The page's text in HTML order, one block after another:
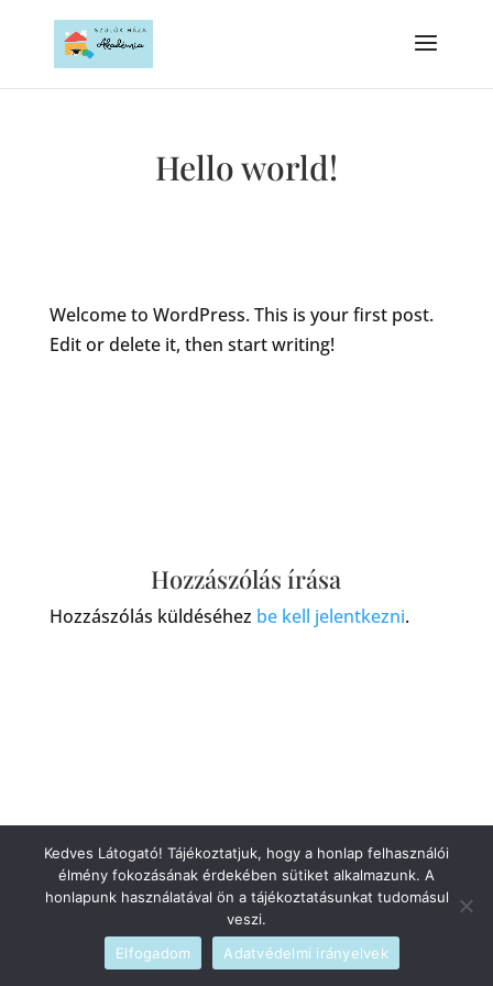
Hello world!
Welcome to WordPress. This is your first post.
Edit or delete it, then start writing!
Hozzászólás írása
Hozzászólás küldéséhez be kell jelentkezni.
Szerzői jogi © 2026blog | Fejlesztetteadmin | SzolgáltatóWordPress
Kedves Látogató! Tájékoztatjuk, hogy a honlap felhasználói
élmény fokozásának érdekében sütiket alkalmazunk. A
honlapunk használatával ön a tájékoztatásunkat tudomásul
veszi.
Elfogadom
Adatvédelmi irányelvek